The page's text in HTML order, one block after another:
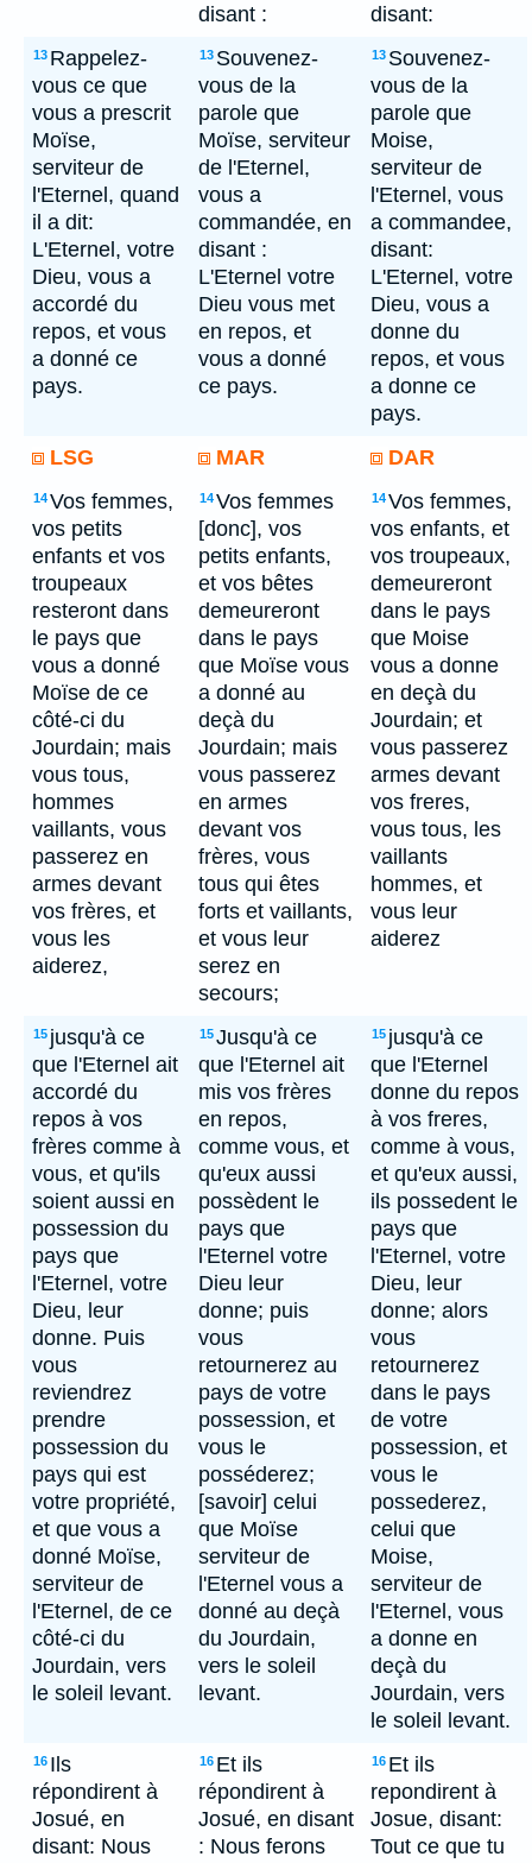
disant :
disant:
13 Rappelez-
vous ce que
vous a prescrit
Moïse,
serviteur de
l'Eternel, quand
il a dit:
L'Eternel, votre
Dieu, vous a
accordé du
repos, et vous
a donné ce
pays.
13 Souvenez-
vous de la
parole que
Moïse, serviteur
de l'Eternel,
vous a
commandée, en
disant :
L'Eternel votre
Dieu vous met
en repos, et
vous a donné
ce pays.
13 Souvenez-
vous de la
parole que
Moise,
serviteur de
l'Eternel, vous
a commandee,
disant:
L'Eternel, votre
Dieu, vous a
donne du
repos, et vous
a donne ce
pays.
LSG
MAR DAR
14Vos femmes,
vos petits
enfants et vos
troupeaux
resteront dans
le pays que
vous a donné
Moïse de ce
côté-ci du
Jourdain; mais
vous tous,
hommes
vaillants, vous
passerez en
armes devant
vos frères, et
vous les
aiderez,
14Vos femmes
[donc], vos
petits enfants,
et vos bêtes
demeureront
dans le pays
que Moïse vous
a donné au
deçà du
Jourdain; mais
vous passerez
en armes
devant vos
frères, vous
tous qui êtes
forts et vaillants,
et vous leur
serez en
secours;
14Vos femmes,
vos enfants, et
vos troupeaux,
demeureront
dans le pays
que Moise
vous a donne
en deçà du
Jourdain; et
vous passerez
armes devant
vos freres,
vous tous, les
vaillants
hommes, et
vous leur
aiderez
15 jusqu'à ce
que l'Eternel ait
accordé du
repos à vos
frères comme à
vous, et qu'ils
soient aussi en
possession du
pays que
l'Eternel, votre
Dieu, leur
donne. Puis
vous
reviendrez
prendre
possession du
pays qui est
votre propriété,
et que vous a
donné Moïse,
serviteur de
l'Eternel, de ce
côté-ci du
Jourdain, vers
le soleil levant.
15Jusqu'à ce
que l'Eternel ait
mis vos frères
en repos,
comme vous, et
qu'eux aussi
possèdent le
pays que
l'Eternel votre
Dieu leur
donne; puis
vous
retournerez au
pays de votre
possession, et
vous le
posséderez;
[savoir] celui
que Moïse
serviteur de
l'Eternel vous a
donné au deçà
du Jourdain,
vers le soleil
levant.
15 jusqu'à ce
que l'Eternel
donne du repos
à vos freres,
comme à vous,
et qu'eux aussi,
ils possedent le
pays que
l'Eternel, votre
Dieu, leur
donne; alors
vous
retournerez
dans le pays
de votre
possession, et
vous le
possederez,
celui que
Moise,
serviteur de
l'Eternel, vous
a donne en
deçà du
Jourdain, vers
le soleil levant.
16 Ils
répondirent à
Josué, en
disant: Nous
16 Et ils
répondirent à
Josué, en disant
: Nous ferons
16 Et ils
repondirent à
Josue, disant:
Tout ce que tu